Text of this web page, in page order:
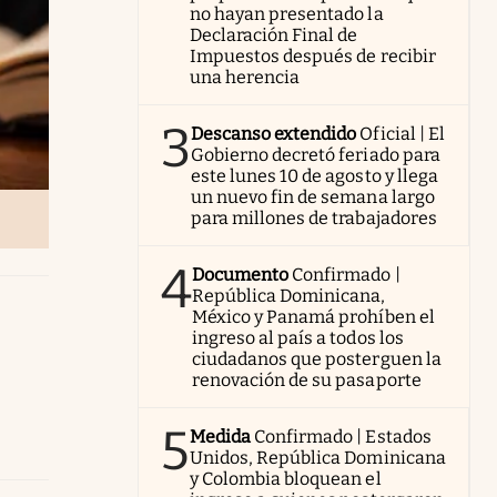
no hayan presentado la
Declaración Final de
Impuestos después de recibir
una herencia
3Descanso extendido Oficial | El
Gobierno decretó feriado para
este lunes 10 de agosto y llega
un nuevo fin de semana largo
para millones de trabajadores
4Documento Confirmado |
República Dominicana,
México y Panamá prohíben el
ingreso al país a todos los
ciudadanos que posterguen la
renovación de su pasaporte
5Medida Confirmado | Estados
Unidos, República Dominicana
y Colombia bloquean el